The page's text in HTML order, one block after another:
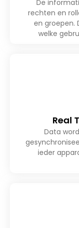
De
rechten en
en groepen.
welke
Real
Data
ieder